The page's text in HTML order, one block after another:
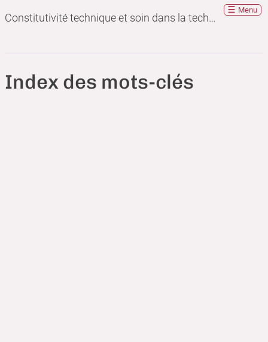
Constitutivité technique et soin dans la technique
Menu
Index des mots-clés